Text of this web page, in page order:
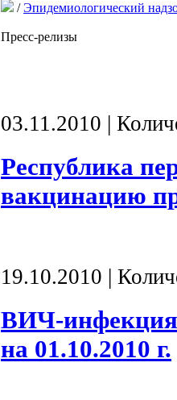
/Эпидемиологический
Пресс-релизы
03.11.2010 |
Республика
вакцинацию
19.10.2010 |
ВИЧ-инфекция
на 01.10.2010 г.